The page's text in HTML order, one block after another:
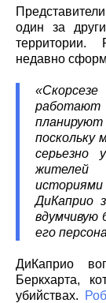
один за
территории.
недавно
работают
поскольку
серьезно
жителей
ДиКаприо
вдумчивую
его
ДиКаприо
Беркхарта,
убийствах.